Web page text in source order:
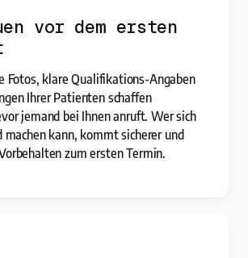
vor dem ersten
Fotos, klare Qualifikations-Angaben
Ihrer Patienten schaffen
jemand bei Ihnen anruft. Wer sich
machen kann, kommt sicherer und
zum ersten Termin.